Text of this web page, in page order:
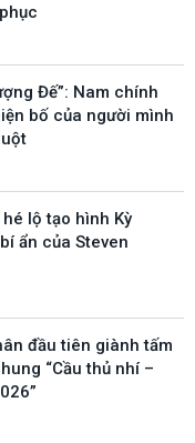
Đế”: Nam chính
bố của người mình
hé lộ tạo hình Kỳ
ẩn của Steven
đầu tiên giành tấm
“Cầu thủ nhí –